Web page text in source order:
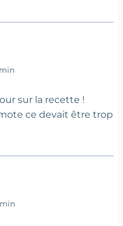
sur la recette !
ce devait être trop
min